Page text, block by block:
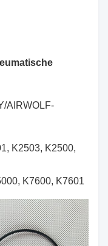
AIRWOLF-
K2503, K2500,
K7600, K7601